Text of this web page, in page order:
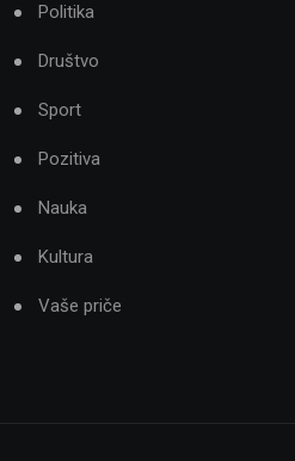
Politika
Društvo
Sport
Pozitiva
Nauka
Kultura
Vaše priče